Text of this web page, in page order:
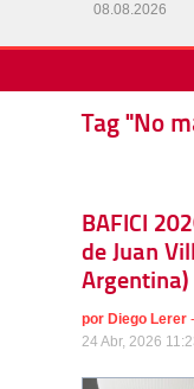
08.08.2026
Tag "No
BAFICI
de Juan
Argentina)
por Diego Lerer -
24 Abr, 2026